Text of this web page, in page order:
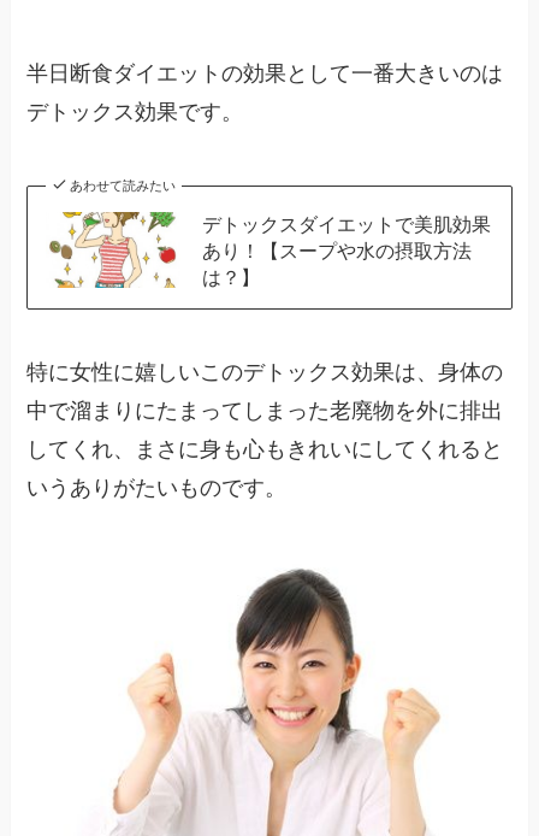
半日断食ダイエットの効果として一番大きいのは
デトックス効果です。
あわせて読みたい
デトックスダイエットで美肌効果
あり！【スープや水の摂取方法
は？】
特に女性に嬉しいこのデトックス効果は、身体の
中で溜まりにたまってしまった老廃物を外に排出
してくれ、まさに身も心もきれいにしてくれると
いうありがたいものです。